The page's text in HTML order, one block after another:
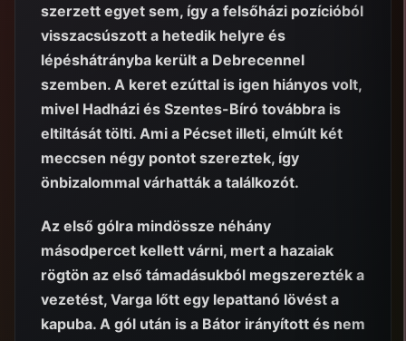
szerzett egyet sem, így a felsőházi pozícióból
visszacsúszott a hetedik helyre és
lépéshátrányba került a Debrecennel
szemben. A keret ezúttal is igen hiányos volt,
mivel Hadházi és Szentes-Bíró továbbra is
eltiltását tölti. Ami a Pécset illeti, elmúlt két
meccsen négy pontot szereztek, így
önbizalommal várhatták a találkozót.
Az első gólra mindössze néhány
másodpercet kellett várni, mert a hazaiak
rögtön az első támadásukból megszerezték a
vezetést, Varga lőtt egy lepattanó lövést a
kapuba. A gól után is a Bátor irányított és nem